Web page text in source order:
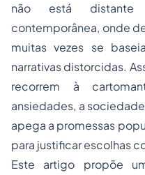
não está distante
contemporânea, onde
muitas vezes se
narrativas distorcidas.
recorrem à
ansiedades, a
apega a promessas
para justificar escolhas
Este artigo propõe